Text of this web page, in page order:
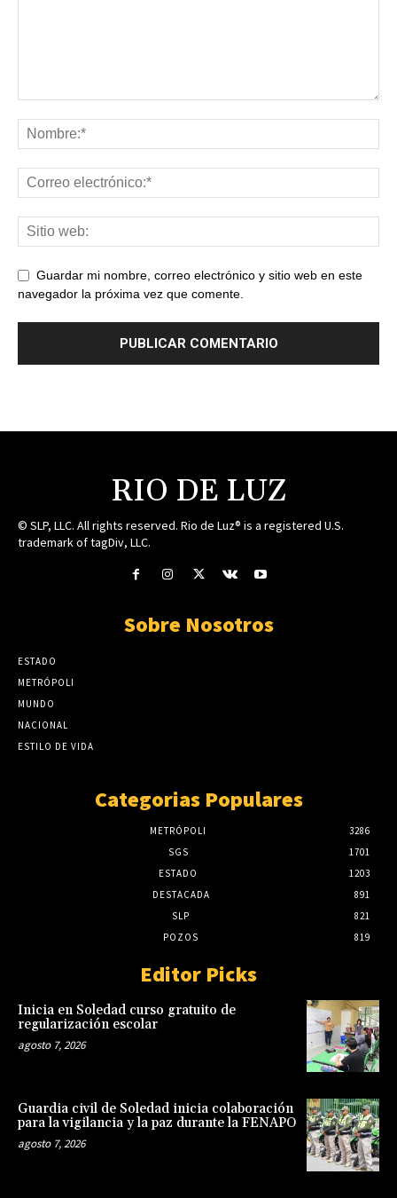
Guardar mi nombre, correo electrónico y sitio web en este
navegador la próxima vez que comente.
RIO DE LUZ
© SLP, LLC. All rights reserved. Rio de Luz® is a registered U.S.
trademark of tagDiv, LLC.
Sobre Nosotros
ESTADO
METRÓPOLI
MUNDO
NACIONAL
ESTILO DE VIDA
Categorias Populares
METRÓPOLI
3286
SGS
1701
ESTADO
1203
DESTACADA
891
SLP
821
POZOS
819
Editor Picks
Inicia en Soledad curso gratuito de
regularización escolar
agosto 7, 2026
Guardia civil de Soledad inicia colaboración
para la vigilancia y la paz durante la FENAPO
agosto 7, 2026